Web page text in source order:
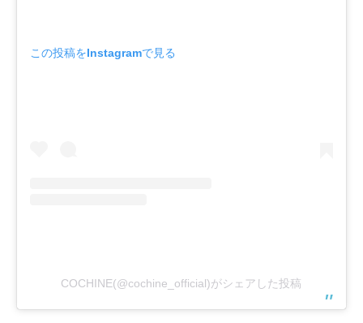
この投稿をInstagramで見る
COCHINE(@cochine_official)がシェアした投稿